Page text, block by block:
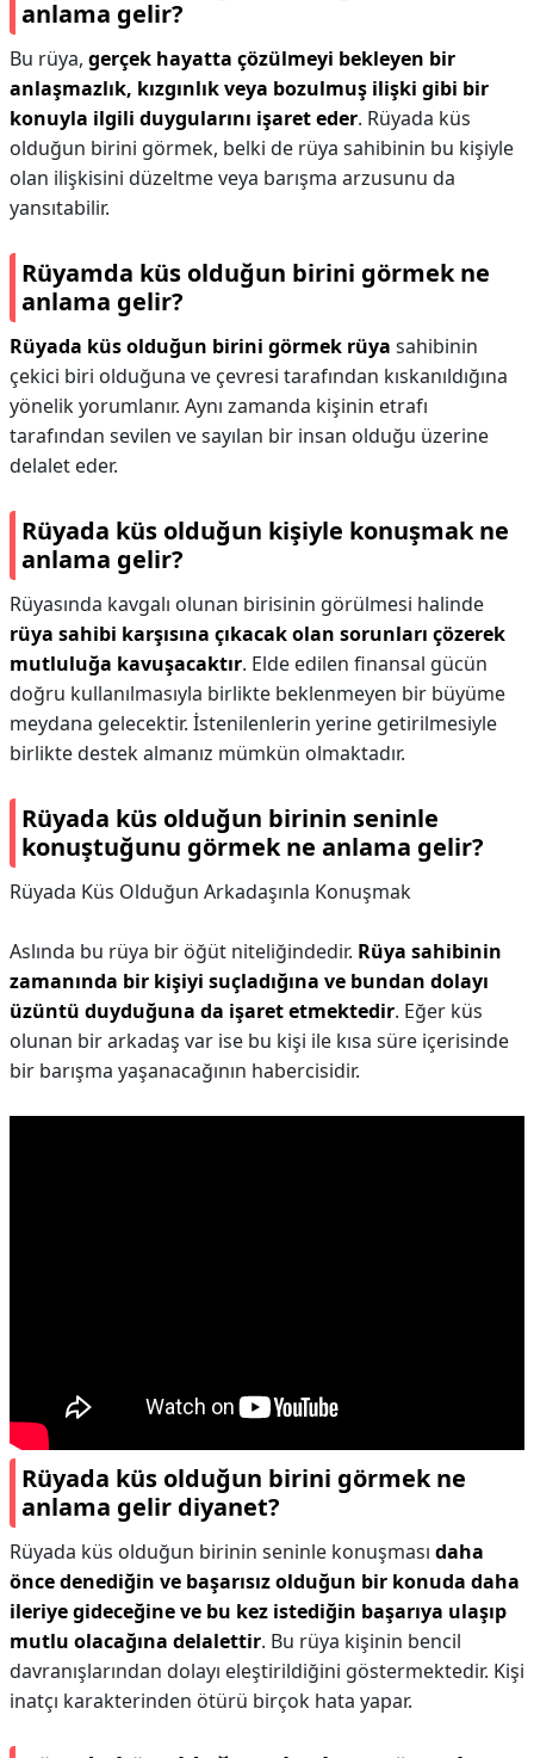
anlama gelir?
Bu rüya, gerçek hayatta çözülmeyi bekleyen bir
anlaşmazlık, kızgınlık veya bozulmuş ilişki gibi bir
konuyla ilgili duygularını işaret eder. Rüyada küs
olduğun birini görmek, belki de rüya sahibinin bu kişiyle
olan ilişkisini düzeltme veya barışma arzusunu da
yansıtabilir.
Rüyamda küs olduğun birini görmek ne
anlama gelir?
Rüyada küs olduğun birini görmek rüya sahibinin
çekici biri olduğuna ve çevresi tarafından kıskanıldığına
yönelik yorumlanır. Aynı zamanda kişinin etrafı
tarafından sevilen ve sayılan bir insan olduğu üzerine
delalet eder.
Rüyada küs olduğun kişiyle konuşmak ne
anlama gelir?
Rüyasında kavgalı olunan birisinin görülmesi halinde
rüya sahibi karşısına çıkacak olan sorunları çözerek
mutluluğa kavuşacaktır. Elde edilen finansal gücün
doğru kullanılmasıyla birlikte beklenmeyen bir büyüme
meydana gelecektir. İstenilenlerin yerine getirilmesiyle
birlikte destek almanız mümkün olmaktadır.
Rüyada küs olduğun birinin seninle
konuştuğunu görmek ne anlama gelir?
Rüyada Küs Olduğun Arkadaşınla Konuşmak
Aslında bu rüya bir öğüt niteliğindedir. Rüya sahibinin
zamanında bir kişiyi suçladığına ve bundan dolayı
üzüntü duyduğuna da işaret etmektedir. Eğer küs
olunan bir arkadaş var ise bu kişi ile kısa süre içerisinde
bir barışma yaşanacağının habercisidir.
Rüyada küs olduğun birini görmek ne
anlama gelir diyanet?
Rüyada küs olduğun birinin seninle konuşması daha
önce denediğin ve başarısız olduğun bir konuda daha
ileriye gideceğine ve bu kez istediğin başarıya ulaşıp
mutlu olacağına delalettir. Bu rüya kişinin bencil
davranışlarından dolayı eleştirildiğini göstermektedir. Kişi
inatçı karakterinden ötürü birçok hata yapar.